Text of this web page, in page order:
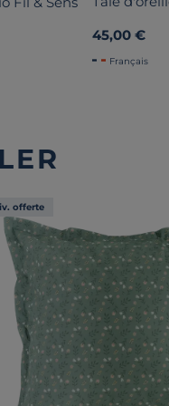
45,00 €
Français
offerte